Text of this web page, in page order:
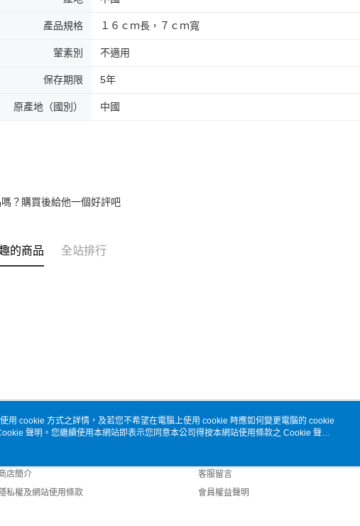
產品規格 １６ｃｍ長，７ｃｍ寬
葷素別 不適用
保存期限 5年
原產地（國別） 中國
？購買後給他一個好評吧
的商品 全站排行
於我們
店簡介
隱私權及網站使用條款
客服資訊
客服留言
會員權益聲明
用 cookie 方式之詳情，及若您不希望在電腦上使用 cookie 時應如何變更電腦的 cookie
聲明。您繼續使用本網站即表示您同意本公司得按本網站使用條款之 Cookie 聲明